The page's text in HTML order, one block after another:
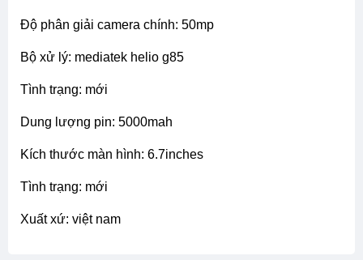
độ phân giải camera chính: 50mp
bộ xử lý: mediatek helio g85
tình trạng: mới
dung lượng pin: 5000mah
kích thước màn hình: 6.7inches
tình trạng: mới
xuất xứ: việt nam